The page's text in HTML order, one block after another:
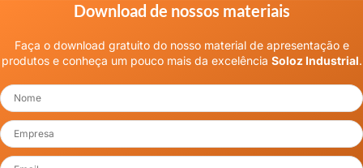
Download de nossos materiais
Faça o download gratuito do nosso material de apresentação e
produtos e conheça um pouco mais da excelência Soloz Industrial.